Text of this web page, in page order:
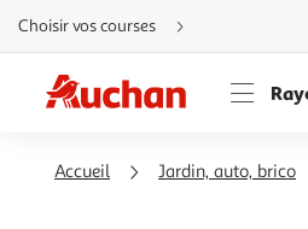
Aller
directement
au
Aller
directement
à
Aller
directement
Choisir vos courses
Accueil Jardin, auto, brico